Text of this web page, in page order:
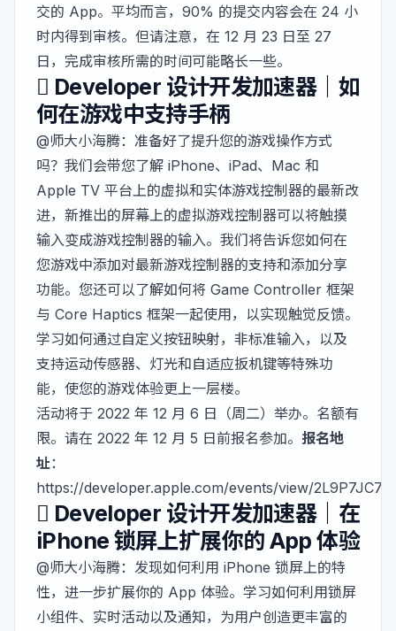
交的 App。平均而言，90% 的提交内容会在 24 小
时内得到审核。但请注意，在 12 月 23 日至 27
日，完成审核所需的时间可能略长一些。
 Developer 设计开发加速器｜如
何在游戏中支持手柄
@师大小海腾：准备好了提升您的游戏操作方式
吗？我们会带您了解 iPhone、iPad、Mac 和
Apple TV 平台上的虚拟和实体游戏控制器的最新改
进，新推出的屏幕上的虚拟游戏控制器可以将触摸
输入变成游戏控制器的输入。我们将告诉您如何在
您游戏中添加对最新游戏控制器的支持和添加分享
功能。您还可以了解如何将 Game Controller 框架
与 Core Haptics 框架一起使用，以实现触觉反馈。
学习如何通过自定义按钮映射，非标准输入，以及
支持运动传感器、灯光和自适应扳机键等特殊功
能，使您的游戏体验更上一层楼。
活动将于 2022 年 12 月 6 日（周二）举办。名额有
限。请在 2022 年 12 月 5 日前报名参加。 报名地
址：
https://developer.apple.com/events/view/
 Developer 设计开发加速器｜在
iPhone 锁屏上扩展你的 App 体验
@师大小海腾：发现如何利用 iPhone 锁屏上的特
性，进一步扩展你的 App 体验。学习如何利用锁屏
小组件、实时活动以及通知，为用户创造更丰富的